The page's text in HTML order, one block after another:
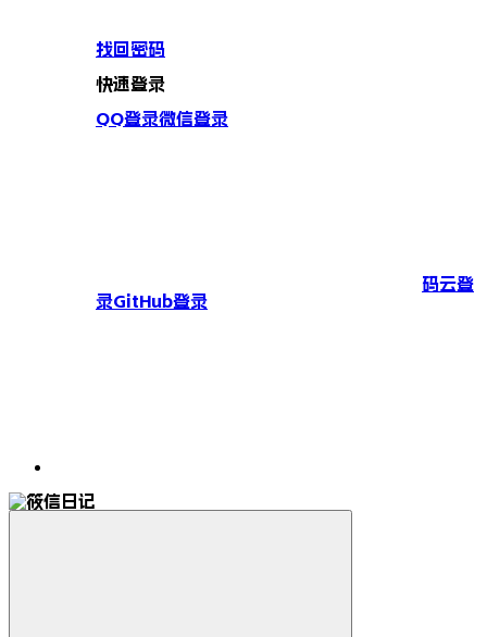
找回密码
快速登录
QQ登录微信登录
码云登
录GitHub登录